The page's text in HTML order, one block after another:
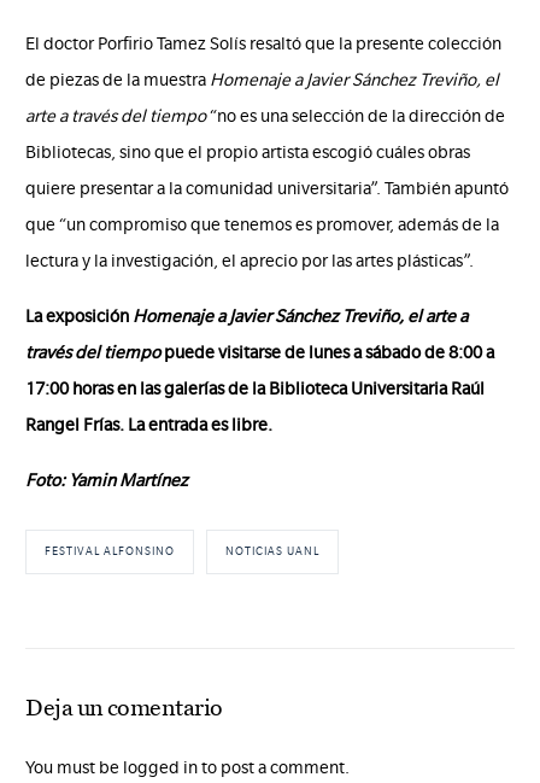
El doctor Porfirio Tamez Solís resaltó que la presente colección
de piezas de la muestra Homenaje a Javier Sánchez Treviño, el
arte a través del tiempo“no es una selección de la dirección de
Bibliotecas, sino que el propio artista escogió cuáles obras
quiere presentar a la comunidad universitaria”. También apuntó
que “un compromiso que tenemos es promover, además de la
lectura y la investigación, el aprecio por las artes plásticas”.
La exposición Homenaje a Javier Sánchez Treviño, el arte a
través del tiempopuede visitarse de lunes a sábado de 8:00 a
17:00 horas en las galerías de la Biblioteca Universitaria Raúl
Rangel Frías. La entrada es libre.
Foto: Yamin Martínez
FESTIVAL ALFONSINO NOTICIAS UANL
Deja un comentario
You must be logged in to post a comment.